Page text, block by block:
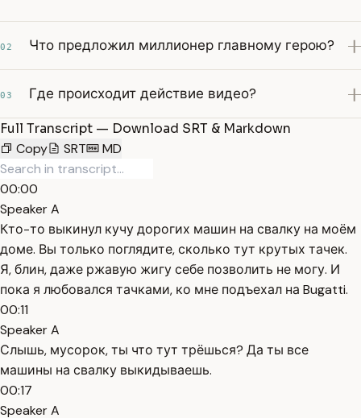
02 Что предложил миллионер главному герою?
03 Где происходит действие видео?
Full Transcript — Download SRT & Markdown
Copy
SRT MD
00:00
Speaker A
Кто-то выкинул кучу дорогих машин на свалку на моём
доме. Вы только поглядите, сколько тут крутых тачек.
Я, блин, даже ржавую жигу себе позволить не могу. И
пока я любовался тачками, ко мне подъехал на Bugatti.
00:11
Speaker A
Слышь, мусорок, ты что тут трёшься? Да ты все
машины на свалку выкидываешь.
00:17
Speaker A